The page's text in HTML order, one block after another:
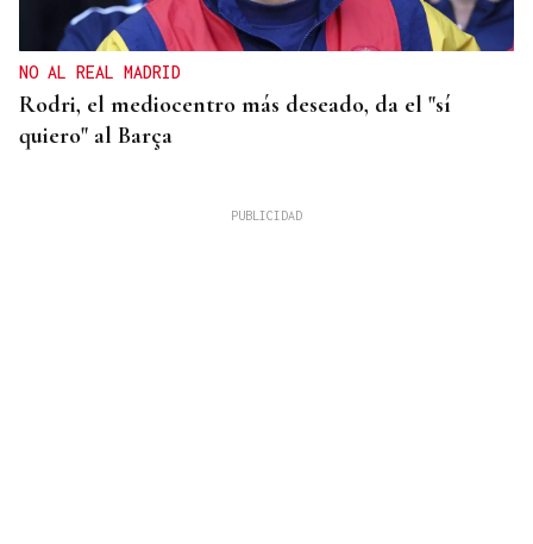
NO AL REAL MADRID
Rodri, el mediocentro más deseado, da el "sí
quiero" al Barça